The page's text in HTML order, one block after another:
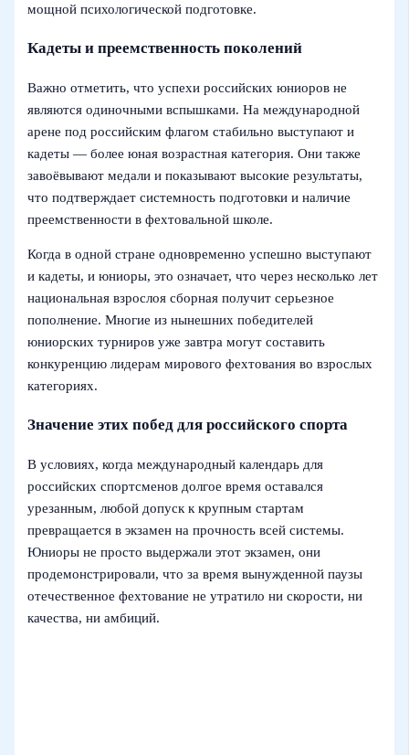
мощной психологической подготовке.
Кадеты и преемственность поколений
Важно отметить, что успехи российских юниоров не
являются одиночными вспышками. На международной
арене под российским флагом стабильно выступают и
кадеты — более юная возрастная категория. Они также
завоёвывают медали и показывают высокие результаты,
что подтверждает системность подготовки и наличие
преемственности в фехтовальной школе.
Когда в одной стране одновременно успешно выступают
и кадеты, и юниоры, это означает, что через несколько лет
национальная взрослоя сборная получит серьезное
пополнение. Многие из нынешних победителей
юниорских турниров уже завтра могут составить
конкуренцию лидерам мирового фехтования во взрослых
категориях.
Значение этих побед для российского спорта
В условиях, когда международный календарь для
российских спортсменов долгое время оставался
урезанным, любой допуск к крупным стартам
превращается в экзамен на прочность всей системы.
Юниоры не просто выдержали этот экзамен, они
продемонстрировали, что за время вынужденной паузы
отечественное фехтование не утратило ни скорости, ни
качества, ни амбиций.